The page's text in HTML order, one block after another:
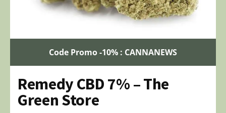
Code Promo -10% : CANNANEWS
Remedy CBD 7% – The
Green Store